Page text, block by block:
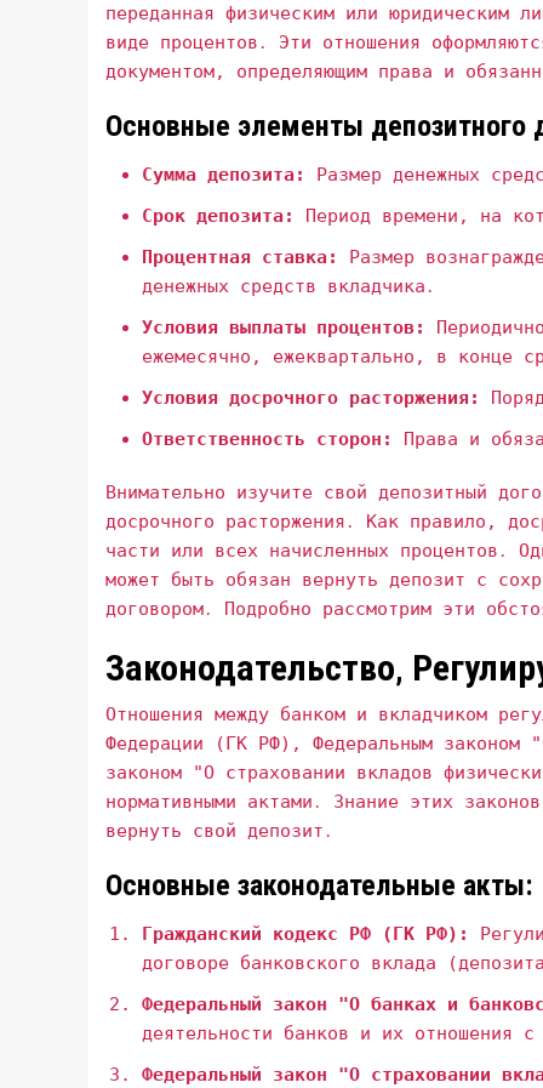
переданная физическим или юридическим
виде процентов․ Эти отношения
документом‚ определяющим права и
Основные элементы депозитного
Сумма депозита:
Размер денежных
Срок депозита:
Период времени‚ на
Процентная ставка:
Размер
денежных средств вкладчика․
Условия выплаты процентов:
ежемесячно‚ ежеквартально‚ в конце
Условия досрочного расторжения:
Ответственность сторон:
Права и
Внимательно изучите свой депозитный
досрочного расторжения․ Как правило‚
части или всех начисленных процентов․
может быть обязан вернуть депозит с
договором․ Подробно рассмотрим эти
Законодательство‚
Отношения между банком и вкладчиком
Федерации (ГК РФ)‚ Федеральным законом
законом "О страховании вкладов
нормативными актами․ Знание этих
вернуть свой депозит․
Основные законодательные акты:
Гражданский кодекс РФ (ГК РФ):
договоре банковского вклада
Федеральный закон "О банках и
деятельности банков и их отношения с
Федеральный закон "О страховании